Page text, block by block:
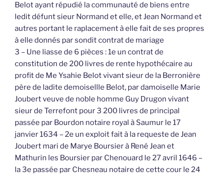
Belot ayant répudié la communauté de biens entre
ledit défunt sieur Normand et elle, et Jean Normand et
autres portant le raplacement à elle fait de ses propres
à elle donnés par sondit contrat de mariage
3 – Une liasse de 6 pièces : 1e un contrat de
constitution de 200 livres de rente hypothécaire au
profit de Me Ysahie Belot vivant sieur de la Berronière
père de ladite demoisellle Belot, par damoiselle Marie
Joubert veuve de noble homme Guy Drugon vivant
sieur de Terrefont pour 3 200 livres de principal
passée par Bourdon notaire royal à Saumur le 17
janvier 1634 – 2e un exploit fait à la requeste de Jean
Joubert mari de Marye Boursier à René Jean et
Mathurin les Boursier par Chenouard le 27 avril 1646 –
la 3e passée par Chesneau notaire de cette cour le 24